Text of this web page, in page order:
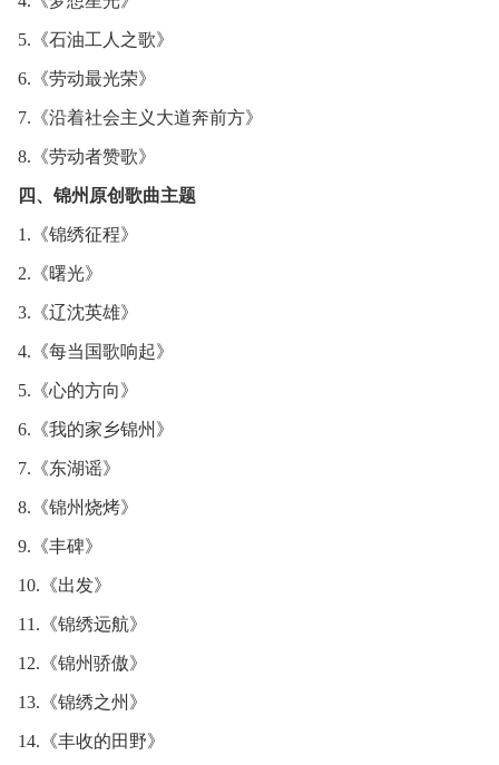
5.《石油工人之歌》
6.《劳动最光荣》
7.《沿着社会主义大道奔前方》
8.《劳动者赞歌》
四、锦州原创歌曲主题
1.《锦绣征程》
2.《曙光》
3.《辽沈英雄》
4.《每当国歌响起》
5.《心的方向》
6.《我的家乡锦州》
7.《东湖谣》
8.《锦州烧烤》
9.《丰碑》
10.《出发》
11.《锦绣远航》
12.《锦州骄傲》
13.《锦绣之州》
14.《丰收的田野》